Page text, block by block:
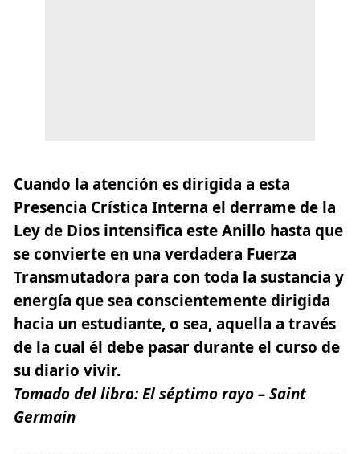
Cuando la atención es dirigida a esta
Presencia Crística Interna el derrame de la
Ley de Dios intensifica este Anillo hasta que
se convierte en una verdadera Fuerza
Transmutadora para con toda la sustancia y
energía que sea conscientemente dirigida
hacia un estudiante, o sea, aquella a través
de la cual él debe pasar durante el curso de
su diario vivir.
Tomado del libro:El séptimo rayo – Saint
Germain